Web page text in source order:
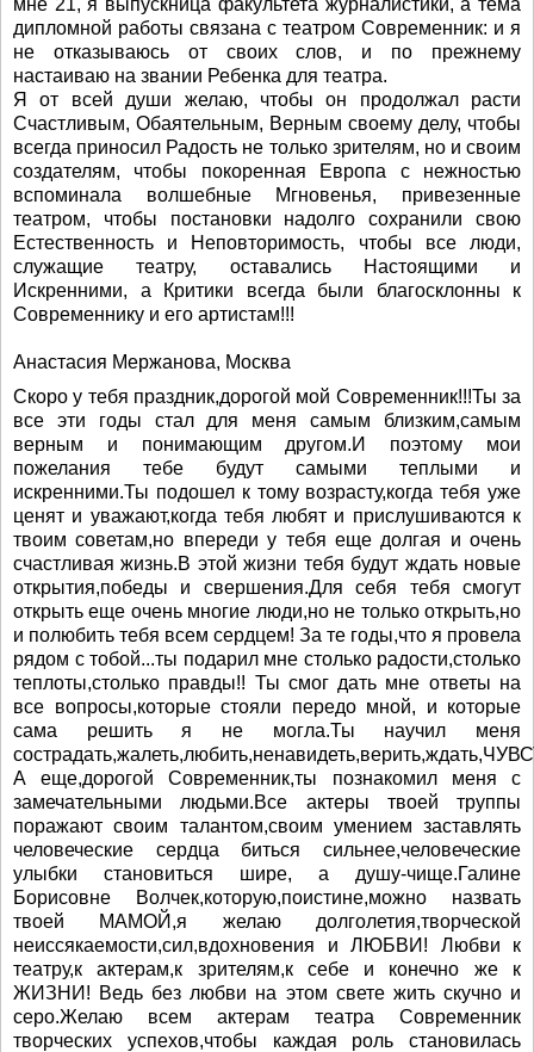
мне 21, я выпускница факультета журналистики, а тема
дипломной работы связана с театром Современник: и я
не отказываюсь от своих слов, и по прежнему
настаиваю на звании Ребенка для театра.
Я от всей души желаю, чтобы он продолжал расти
Счастливым, Обаятельным, Верным своему делу, чтобы
всегда приносил Радость не только зрителям, но и своим
создателям, чтобы покоренная Европа с нежностью
вспоминала волшебные Мгновенья, привезенные
театром, чтобы постановки надолго сохранили свою
Естественность и Неповторимость, чтобы все люди,
служащие театру, оставались Настоящими и
Искренними, а Критики всегда были благосклонны к
Современнику и его артистам!!!
Анастасия Мержанова, Москва
Скоро у тебя праздник,дорогой мой Современник!!!Ты за
все эти годы стал для меня самым близким,самым
верным и понимающим другом.И поэтому мои
пожелания тебе будут самыми теплыми и
искренними.Ты подошел к тому возрасту,когда тебя уже
ценят и уважают,когда тебя любят и прислушиваются к
твоим советам,но впереди у тебя еще долгая и очень
счастливая жизнь.В этой жизни тебя будут ждать новые
открытия,победы и свершения.Для себя тебя смогут
открыть еще очень многие люди,но не только открыть,но
и полюбить тебя всем сердцем! За те годы,что я провела
рядом с тобой...ты подарил мне столько радости,столько
теплоты,столько правды!! Ты смог дать мне ответы на
все вопросы,которые стояли передо мной, и которые
сама решить я не могла.Ты научил меня
А еще,дорогой Современник,ты познакомил меня с
замечательными людьми.Все актеры твоей труппы
поражают своим талантом,своим умением заставлять
человеческие сердца биться сильнее,человеческие
улыбки становиться шире, а душу-чище.Галине
Борисовне Волчек,которую,поистине,можно назвать
твоей МАМОЙ,я желаю долголетия,творческой
неиссякаемости,сил,вдохновения и ЛЮБВИ! Любви к
театру,к актерам,к зрителям,к себе и конечно же к
ЖИЗНИ! Ведь без любви на этом свете жить скучно и
серо.Желаю всем актерам театра Современник
творческих успехов,чтобы каждая роль становилась